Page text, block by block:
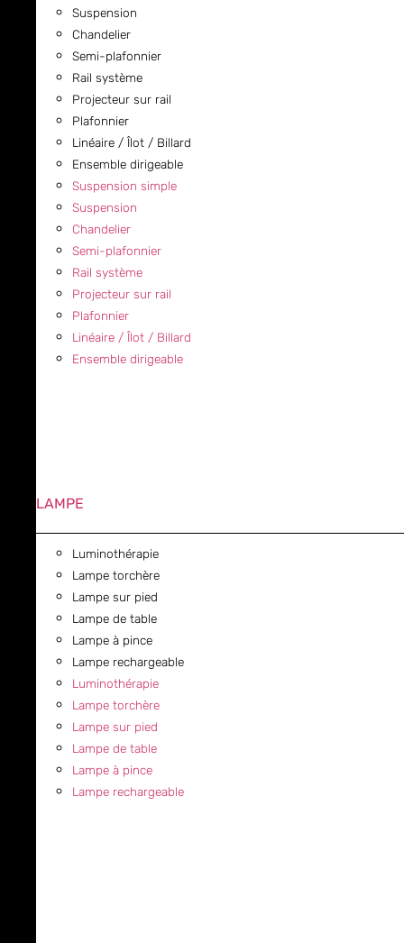
Suspension
Chandelier
Semi-plafonnier
Rail système
Projecteur sur rail
Plafonnier
Linéaire / Îlot / Billard
Ensemble dirigeable
Suspension simple
Suspension
Chandelier
Semi-plafonnier
Rail système
Projecteur sur rail
Plafonnier
Linéaire / Îlot / Billard
Ensemble dirigeable
LAMPE
Luminothérapie
Lampe torchère
Lampe sur pied
Lampe de table
Lampe à pince
Lampe rechargeable
Luminothérapie
Lampe torchère
Lampe sur pied
Lampe de table
Lampe à pince
Lampe rechargeable